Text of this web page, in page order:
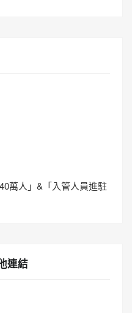
萬人」&「入管人員進駐
連結